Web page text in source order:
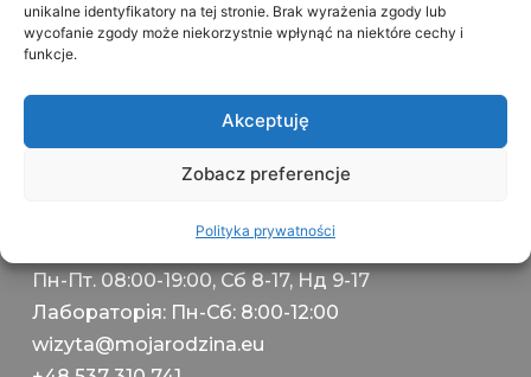
unikalne identyfikatory na tej stronie. Brak wyrażenia zgody lub
wycofanie zgody może niekorzystnie wpłynąć na niektóre cechy i
funkcje.
Akceptuję
Zobacz preferencje
Polityka prywatności
International Clinics Investments sp z o. o.
00-465 Warszawa
Пн-Пт. 08:00-19:00, Сб 8-17, Нд 9-17
Лабораторія: Пн-Сб: 8:00-12:00
wizyta@mojarodzina.eu